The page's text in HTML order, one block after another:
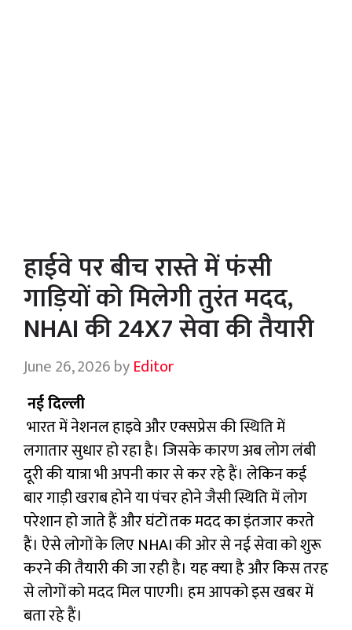
हाईवे पर बीच रास्ते में फंसी
गाड़ियों को मिलेगी तुरंत मदद,
NHAI की 24X7 सेवा की तैयारी
June 26, 2026byEditor
नई दिल्‍ली
भारत में नेशनल हाइवे और एक्‍सप्रेस की स्थिति में
लगातार सुधार हो रहा है। जिसके कारण अब लोग लंबी
दूरी की यात्रा भी अपनी कार से कर रहे हैं। लेकिन कई
बार गाड़ी खराब होने या पंचर होने जैसी स्थिति में लोग
परेशान हो जाते हैं और घंटों तक मदद का इंतजार करते
हैं। ऐसे लोगों के लिए NHAI की ओर से नई सेवा को शुरू
करने की तैयारी की जा रही है। यह क्‍या है और किस तरह
से लोगों को मदद मिल पाएगी। हम आपको इस खबर में
बता रहे हैं।